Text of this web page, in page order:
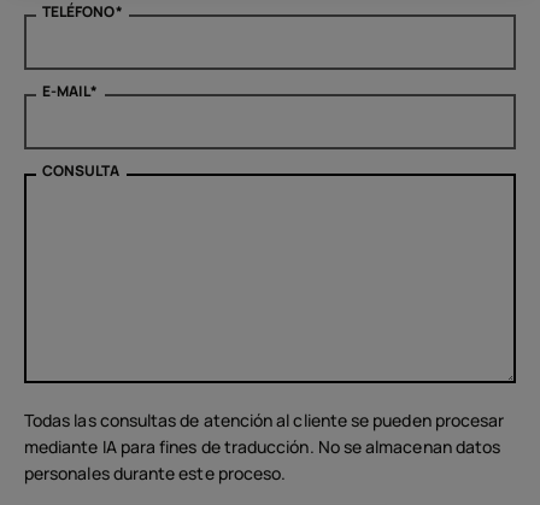
TELÉFONO*
E-MAIL*
CONSULTA
Todas las consultas de atención al cliente se pueden procesar
mediante IA para fines de traducción. No se almacenan datos
personales durante este proceso.